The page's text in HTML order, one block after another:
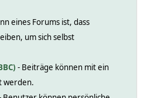
eines Forums ist, dass
um sich selbst
- Beiträge können mit ein
werden.